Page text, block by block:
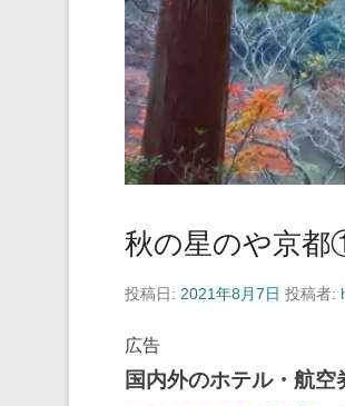
秋の星のや京都
投稿日: 2021年8月7日 投稿者:
広告
国内外のホテル・航空